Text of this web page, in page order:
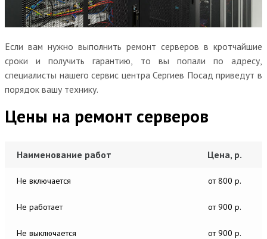
Если вам нужно выполнить ремонт серверов в кротчайшие
сроки и получить гарантию, то вы попали по адресу,
специалисты нашего сервис центра Сергиев Посад приведут в
порядок вашу технику.
Цены на ремонт серверов
Наименование работ Цена, р.
Не включается от 800 р.
Не работает от 900 р.
Не выключается от 900 р.